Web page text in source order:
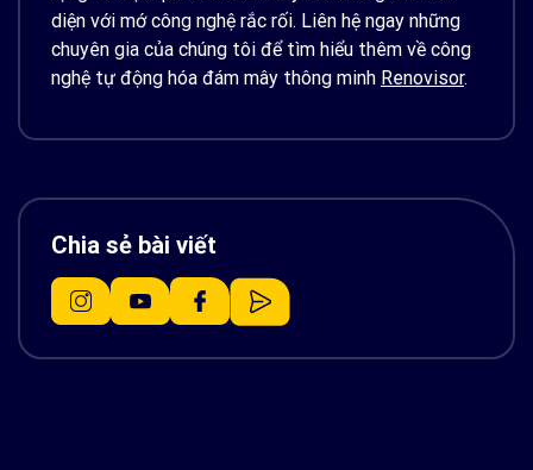
diện với mớ công nghệ rắc rối. Liên hệ ngay những
chuyên gia của chúng tôi để tìm hiểu thêm về công
nghệ tự động hóa đám mây thông minh Renovisor.
Chia sẻ bài viết